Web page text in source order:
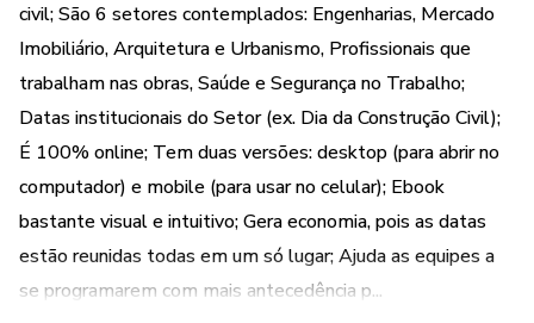
Ganho de tempo: profissionais de marketing, publicidade,
vendas e recursos humanos não vão mais perder tempo
procurando as datas em vários sites. Outra vantagem é
poder agendar suas ações de MKT, Vendas ou
Endomarketing com bastante antecedência.
Este Guia Prático vai ajudar os usuários a melhorarem seu
engajamento nas redes sociais com posts relacionados
com sua área, organizar com mais tempo as ações de
civil; São 6 setores contemplados: Engenharias, Mercado
Imobiliário, Arquitetura e Urbanismo, Profissionais que
trabalham nas obras, Saúde e Segurança no Trabalho;
Datas institucionais do Setor (ex. Dia da Construção Civil);
É 100% online; Tem duas versões: desktop (para abrir no
computador) e mobile (para usar no celular); Ebook
bastante visual e intuitivo; Gera economia, pois as datas
estão reunidas todas em um só lugar; Ajuda as equipes a
se programarem com mais antecedência p...